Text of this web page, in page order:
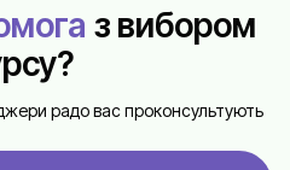
з вибором
радо вас проконсультують